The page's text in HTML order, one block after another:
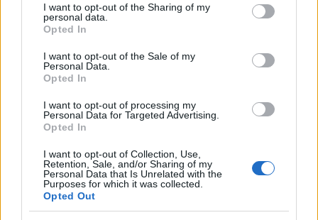
not limited to your visit or usage behaviour. You may click to
grant or deny consent to Google and its third-party tags to
use your data for below specified purposes in below Google
consent section.
I want to opt-out of the Sharing of my
personal data.
Opted In
I want to opt-out of the Sale of my
Personal Data.
Opted In
I want to opt-out of processing my
Personal Data for Targeted Advertising.
Opted In
I want to opt-out of Collection, Use,
Retention, Sale, and/or Sharing of my
Personal Data that Is Unrelated with the
Purposes for which it was collected.
Opted Out
Vuoi rimuovere le pubblicità nazionali?
Puoi abbonarti asoli € 1,10 al mese
cliccandoqui